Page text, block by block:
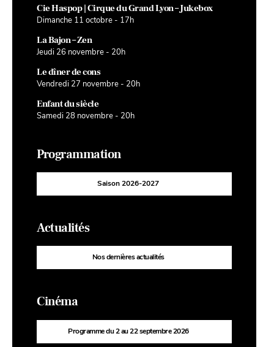
Cie Haspop | Cirque du Grand Lyon – Jukebox
Dimanche 11 octobre - 17h
La Bajon – Zen
Jeudi 26 novembre - 20h
Le dîner de cons
Vendredi 27 novembre - 20h
Enfant du siècle
Samedi 28 novembre - 20h
Programmation
Saison 2026-2027
Actualités
Nos dernières actualités
Cinéma
Programme du 2 au 22 septembre 2026